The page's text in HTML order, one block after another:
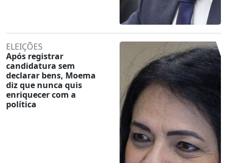
ELEIÇÕES
Após registrar
candidatura sem
declarar bens, Moema
diz que nunca quis
enriquecer com a
política